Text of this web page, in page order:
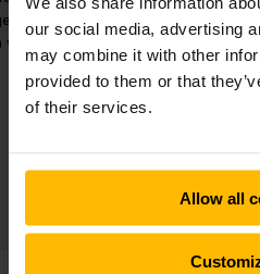
our social media, advertising
may combine it with other
provided to them or that
of their services.
Allow all
volledig vanaf
gevuld.